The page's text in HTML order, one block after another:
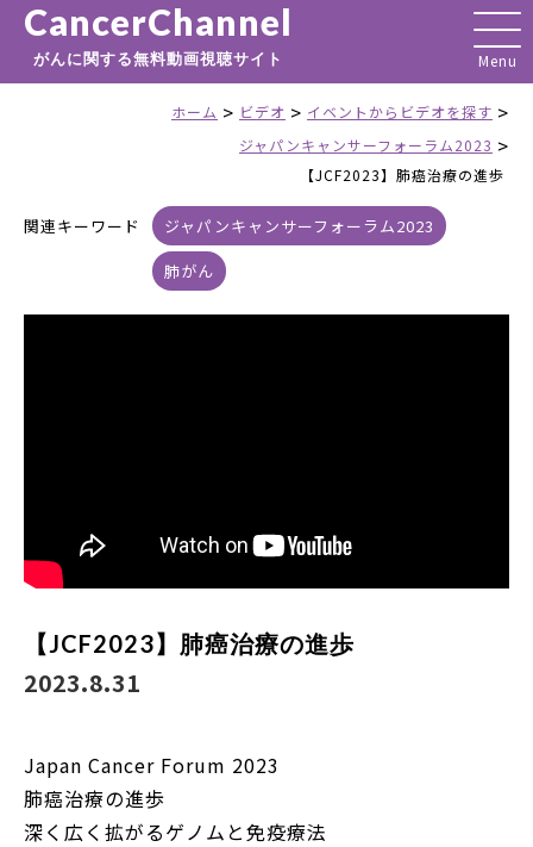
CancerChannel
がんに関する無料動画視聴サイト
ホーム > ビデオ > イベントからビデオを探す >
ジャパンキャンサーフォーラム2023 >
【JCF2023】肺癌治療の進歩
関連キーワード
ジャパンキャンサーフォーラム2023
肺がん
【JCF2023】肺癌治療の進歩
2023.8.31
Japan Cancer Forum 2023
肺癌治療の進歩
深く広く拡がるゲノムと免疫療法